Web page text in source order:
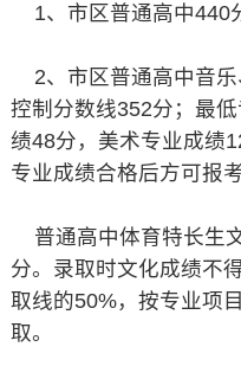
1、市区普通高中440
2、市区普通高中音乐
控制分数线352分；最
绩48分，美术专业成绩
专业成绩合格后方可报考
普通高中体育特长生
分。录取时文化成绩不
取线的50%，按专业项
取。